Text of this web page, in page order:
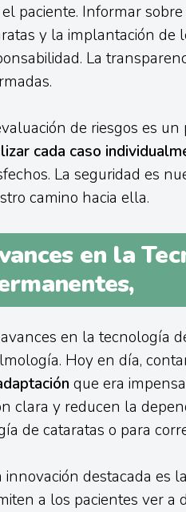
paciente. Informar
y la implantación de
La
de riesgos es
cada caso
La seguridad es
camino hacia ella.
en la
en la tecnología
Hoy en día,
que era
clara y reducen la
de cataratas o para
innovación destacada es
a los pacientes ver a